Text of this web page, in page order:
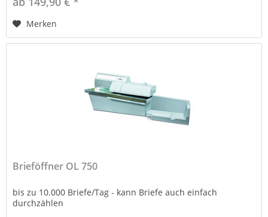
Merken
Brieföffner OL 750
bis zu 10.000 Briefe/Tag - kann Briefe auch einfach
durchzählen